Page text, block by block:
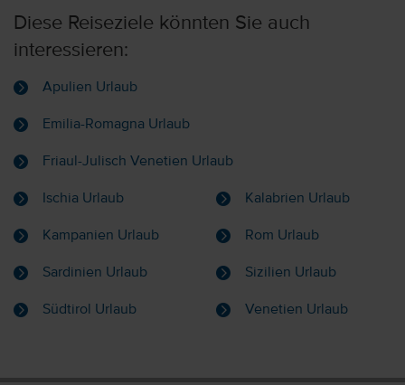
Diese Reiseziele könnten Sie auch
interessieren:
Apulien Urlaub
Emilia-Romagna Urlaub
Friaul-Julisch Venetien Urlaub
Ischia Urlaub Kalabrien Urlaub
Kampanien Urlaub Rom Urlaub
Sardinien Urlaub Sizilien Urlaub
Südtirol Urlaub Venetien Urlaub